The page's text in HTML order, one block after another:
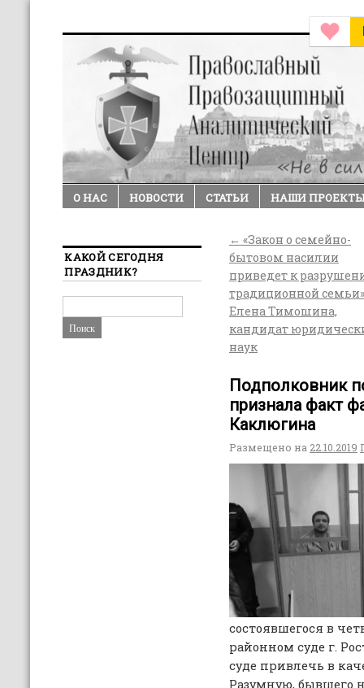
О НАС НОВОСТИ СТАТЬИ НАШИ
← «Закон о семейно-
бытовом насилии
приведет к
традиционной
Елена Тимошина,
кандидат
наук
Подполковник
признала факт
Каклюгина
Размещено на 22.10.2019
состоявшегося в
районном суде г.
суде привлечь в
Разумную, бывшего
КАКОЙ СЕГОДНЯ
ПРАЗДНИК?